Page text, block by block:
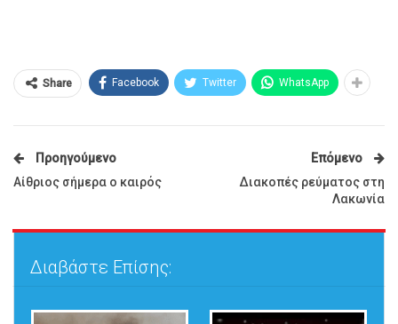
Share Facebook Twitter WhatsApp
Προηγούμενο
Αίθριος σήμερα ο καιρός
Επόμενο
Διακοπές ρεύματος στη
Λακωνία
Διαβάστε Επίσης: